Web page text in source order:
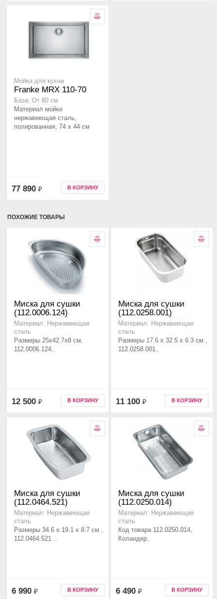
Мойка для кухни
Franke MRX 110-70
База: От 80 см
Материал мойки
нержавеющая сталь,
полированная, 74 x 44 см
77 890 ₽ В КОРЗИНУ
ПОХОЖИЕ ТОВАРЫ
Миска для сушки
(112.0006.124)
Материал: Нержавеющая
сталь
Размеры 25x42.7x8 см,
112.0006.124..
12 500 ₽ В КОРЗИНУ
Миска для сушки
(112.0258.001)
Материал: Нержавеющая
сталь
Размеры 17.6 x 32.5 x 6.3 см ,
112.0258.001..
11 100 ₽ В КОРЗИНУ
Миска для сушки
(112.0464.521)
Материал: Нержавеющая
сталь
Размеры 34.6 х 19.1 х 8.7 см ,
112.0464.521 ..
6 990 ₽ В КОРЗИНУ
Миска для сушки
(112.0250.014)
Материал: Нержавеющая
сталь
Код товара 112.0250.014,
Коландер..
6 490 ₽ В КОРЗИНУ